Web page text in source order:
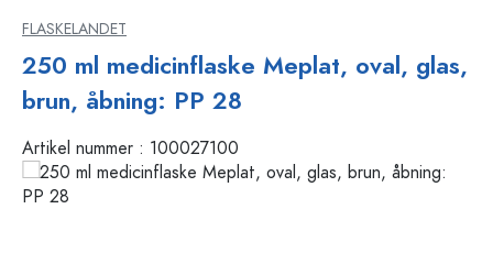
FLASKELANDET
250 ml medicinflaske Meplat, oval, glas,
brun, åbning: PP 28
Artikel nummer : 100027100